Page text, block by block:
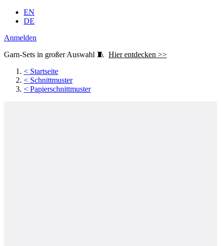
EN
DE
Anmelden
Garn-Sets in großer Auswahl 🧵 Hier entdecken >>
< Startseite
< Schnittmuster
< Papierschnittmuster